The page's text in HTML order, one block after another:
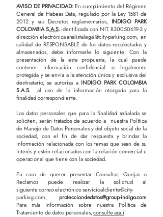
AVISO DE PRIVACIDAD:En cumplimiento del Régimen
General de Habeas Data, regulado por la Ley 1581 de
2012 y sus Decretos reglamentarios, INDIGO PARK
COLOMBIA S.A.S.identificada con NIT.830050619-3y
dirección electrónicaanalistalegal@city-parking.com, en
calidad de RESPONSABLE de los datos recolectados y
almacenados, debe informarle lo siguiente: Con la
presentación de la esta propuesta, la cual puede
contener información confidencial o legalmente
protegida y se envía a la atención única y exclusiva del
destinatario, se autoriza aINDIGO PARK COLOMBIA
S.A.S.
al uso de la información otorgada para la
finalidad correspondiente.
Los datos personales que para la finalidad señalada se
soliciten, serán tratados de acuerdo a nuestra Política
de Manejo de Datos Personales y del objeto social de la
sociedad, con el fin de dar respuesta y brindar la
información relacionada con los temas que sean de su
interés y estén relacionados con la relación comercial u
operacional que tiene con la sociedad.
En caso de querer presentar Consultas, Quejas o
Reclamos puede realizar la solicitud al
siguiente correo electrónicoservicioalcliente@city-
parking.com, protecciondedatos@group-indigo.com
Para más información sobre nuestra Política de
Tratamiento de datos personales,consulte aquí.